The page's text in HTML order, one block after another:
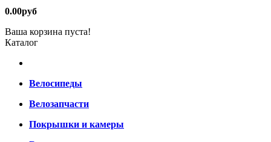
0.00руб
Ваша корзина пуста!
Каталог
Велосипеды
Велозапчасти
Покрышки и камеры